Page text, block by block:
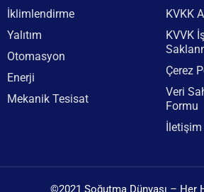
İklimlendirme
Yalıtım
Otomasyon
Enerji
Mekanik Tesisat
KVKK
KVVK
Çerez
Veri
Formu
İletişim
©2021 Soğutma Dünyası – Her